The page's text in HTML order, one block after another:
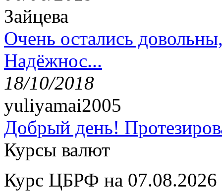
Зайцева
Очень остались
Надёжнос...
18/10/2018
yuliyamai2005
Добрый день!
Курсы валют
Курс ЦБРФ на 07.08.2026